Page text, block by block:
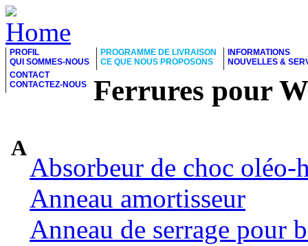
PROFIL
QUI SOMMES-NOUS
PROGRAMME DE LIVRAISON
CE QUE NOUS PROPOSONS
INFORMATIONS
NOUVELLES &
CONTACT
CONTACTEZ-NOUS
Ferrures pour
A
Absorbeur de choc oléo-
Anneau amortisseur
Anneau de serrage pour